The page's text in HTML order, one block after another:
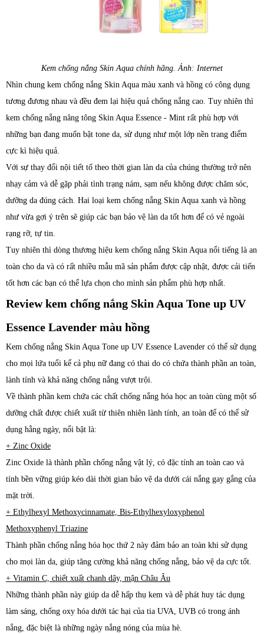
Kem chống nắng Skin Aqua chính hãng. Ảnh: Internet
Nhìn chung kem chống nắng Skin Aqua màu xanh và hồng có công dụng
tương đương nhau và đều đem lại hiệu quả chống nắng cao. Tuy nhiên thì
kem chống nắng nâng tông Skin Aqua Essence - Mint rất phù hợp với
những bạn đang muốn bật tone da, sử dụng như một lớp nền trang điểm
cực kì hiệu quả.
Với sự thay đổi nội tiết tố theo thời gian làn da của chúng thường trở nên
nhạy cảm và dễ gặp phải tình trạng nám, sạm nếu không được chăm sóc,
dưỡng da đúng cách. Hai loại kem chống nắng Skin Aqua xanh và hồng
như vừa gợi ý trên sẽ giúp các bạn bảo vệ làn da tốt hơn để có vẻ ngoài
rạng rỡ, tự tin.
Tuy nhiên thì dòng thương hiệu kem chống nắng Skin Aqua nổi tiếng là an
toàn cho da và có rất nhiều mẫu mã sản phẩm được cập nhật, được cải tiến
tốt hơn các bạn có thể lựa chọn cho mình sản phẩm phù hợp nhất.
Review kem chống nắng Skin Aqua Tone up UV
Essence Lavender màu hồng
Kem chống nắng Skin Aqua Tone up UV Essence Lavender có thể sử dụng
cho mọi lứa tuổi kể cả phụ nữ đang có thai do có chứa thành phần an toàn,
lành tính và khả năng chống nắng vượt trội.
Về thành phần kem chứa các chất chống nắng hóa học an toàn cùng một số
dưỡng chất được chiết xuất từ thiên nhiên lành tính, an toàn để có thể sử
dụng hằng ngày, nổi bật là:
+ Zinc Oxide
Zinc Oxide là thành phần chống nắng vật lý, có đặc tính an toàn cao và
tính bền vững giúp kéo dài thời gian bảo vệ da dưới cái nắng gay gắng của
mặt trời.
+ Ethylhexyl Methoxycinnamate, Bis-Ethylhexyloxyphenol
Methoxyphenyl Triazine
Thành phần chống nắng hóa học thứ 2 này đảm bảo an toàn khi sử dụng
cho mọi làn da, giúp tăng cường khả năng chống nắng, bảo vệ da cực tốt.
+ Vitamin C, chiết xuất chanh dây, mận Châu Âu
Những thành phần này giúp da dễ hấp thụ kem và dễ phát huy tác dụng
làm sáng, chống oxy hóa dưới tác hại của tia UVA, UVB có trong ánh
nắng, đặc biệt là những ngày nắng nóng của mùa hè.